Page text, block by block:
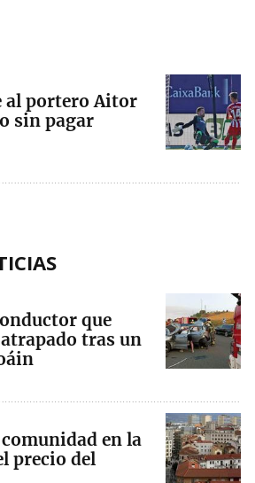
al portero Aitor
sin pagar
que
tras un
en la
precio del